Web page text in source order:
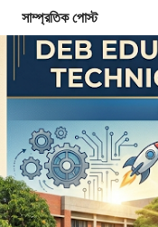
সাম্প্রতিক পোস্ট